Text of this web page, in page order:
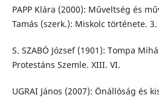
PAPP Klára (2000): Műveltség és
Tamás (szerk.): Miskolc története.
S. SZABÓ József (1901): Tompa
Protestáns Szemle. XIII. VI.
UGRAI János (2007): Önállóság és